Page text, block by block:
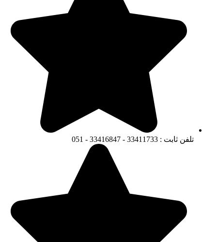
تلفن ثابت : 33411733 - 33416847 - 051